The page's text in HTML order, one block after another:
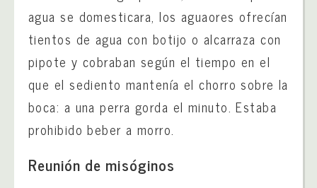
agua se domesticara, los aguaores ofrecían
tientos de agua con botijo o alcarraza con
pipote y cobraban según el tiempo en el
que el sediento mantenía el chorro sobre la
boca: a una perra gorda el minuto. Estaba
prohibido beber a morro.
Reunión de misóginos